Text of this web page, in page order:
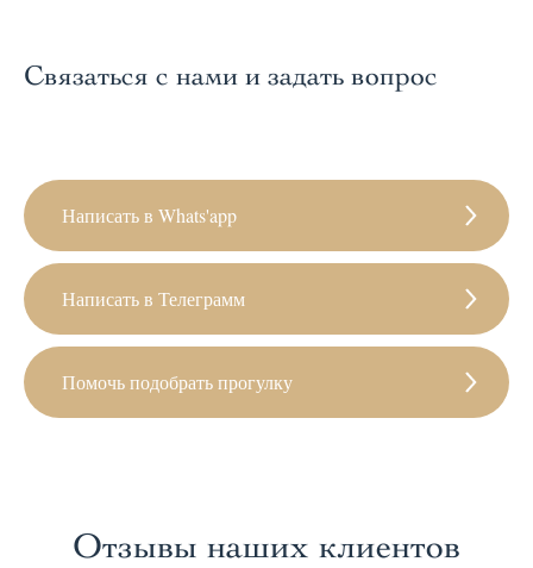
Связаться с нами и задать вопрос
Написать в Whats'app
Написать в Телеграмм
Помочь подобрать прогулку
Отзывы наших клиентов